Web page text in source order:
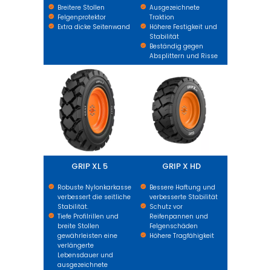
Breitere Stollen
Felgenprotektor
Extra dicke Seitenwand
Ausgezeichnete
Traktion
Höhere Festigkeit und
Stabilität
Beständig gegen
Absplittern und Risse
GRIP XL 5
Robuste Nylonkarkasse
verbessert die seitliche
Stabilität.
Tiefe Profilrillen und
breite Stollen
gewährleisten eine
verlängerte
Lebensdauer und
ausgezeichnete
GRIP X HD
Bessere Haftung und
verbesserte Stabilität
Schutz vor
Reifenpannen und
Felgenschäden
Höhere Tragfähigkeit